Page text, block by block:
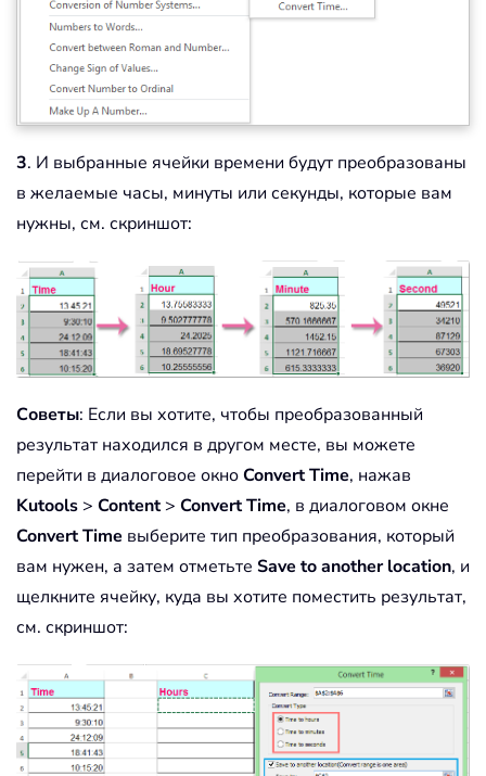
3. И выбранные ячейки времени будут преобразованы
в желаемые часы, минуты или секунды, которые вам
нужны, см. скриншот:
Советы: Если вы хотите, чтобы преобразованный
результат находился в другом месте, вы можете
перейти в диалоговое окноConvert Time, нажав
Kutools > Content> Convert Time, в диалоговом окне
Convert Time выберите тип преобразования, который
вам нужен, а затем отметьте Save to another location, и
щелкните ячейку, куда вы хотите поместить результат,
см. скриншот: